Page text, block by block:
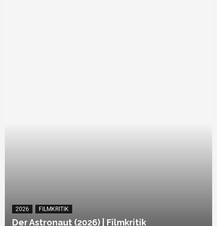
2026 FILMKRITIK
Der Astronaut (2026) | Filmkritik